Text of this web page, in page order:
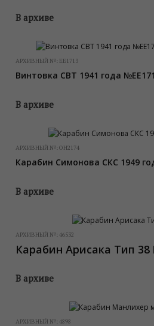
В архиве
АРХИВНЫЙ №: ЕЕ1713
Винтовка СВТ 1941 года
В архиве
АРХИВНЫЙ №: ОН2174
Карабин Симонова СКС 1949
В архиве
АРХИВНЫЙ №: 46532
Карабин Арисака Тип
В архиве
АРХИВНЫЙ №: 4898